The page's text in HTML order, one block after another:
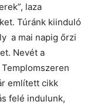
laza
Túránk kiinduló
a mai napig őrzi
Nevét a
említett cikk
felé indulunk,